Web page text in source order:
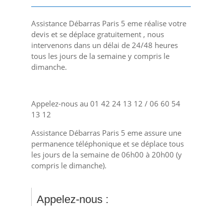
Assistance Débarras Paris 5 eme réalise votre
devis et se déplace gratuitement , nous
intervenons dans un délai de 24/48 heures
tous les jours de la semaine y compris le
dimanche.
Appelez-nous au 01 42 24 13 12 / 06 60 54
13 12
Assistance Débarras Paris 5 eme assure une
permanence téléphonique et se déplace tous
les jours de la semaine de 06h00 à 20h00 (y
compris le dimanche).
Appelez-nous :